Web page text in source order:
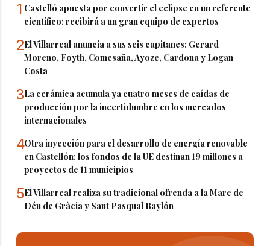
1 Castelló apuesta por convertir el eclipse en un referente
científico: recibirá a un gran equipo de expertos
2El Villarreal anuncia a sus seis capitanes: Gerard
Moreno, Foyth, Comesaña, Ayoze, Cardona y Logan
Costa
3La cerámica acumula ya cuatro meses de caídas de
producción por la incertidumbre en los mercados
internacionales
4Otra inyección para el desarrollo de energía renovable
en Castellón: los fondos de la UE destinan 19 millones a
proyectos de 11 municipios
5El Villarreal realiza su tradicional ofrenda a la Mare de
Déu de Gràcia y Sant Pasqual Baylón